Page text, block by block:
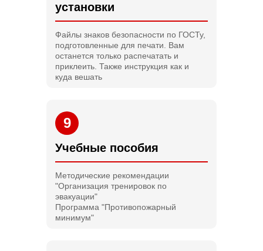
установки
Учебные пособия
Файлы знаков безопасности по ГОСТу,
подготовленные для печати. Вам
останется только распечатать и
приклеить. Также инструкция как и
куда вешать
Методические рекомендации
"Организация тренировок по
эвакуации"
Программа "Противопожарный
минимум"
9